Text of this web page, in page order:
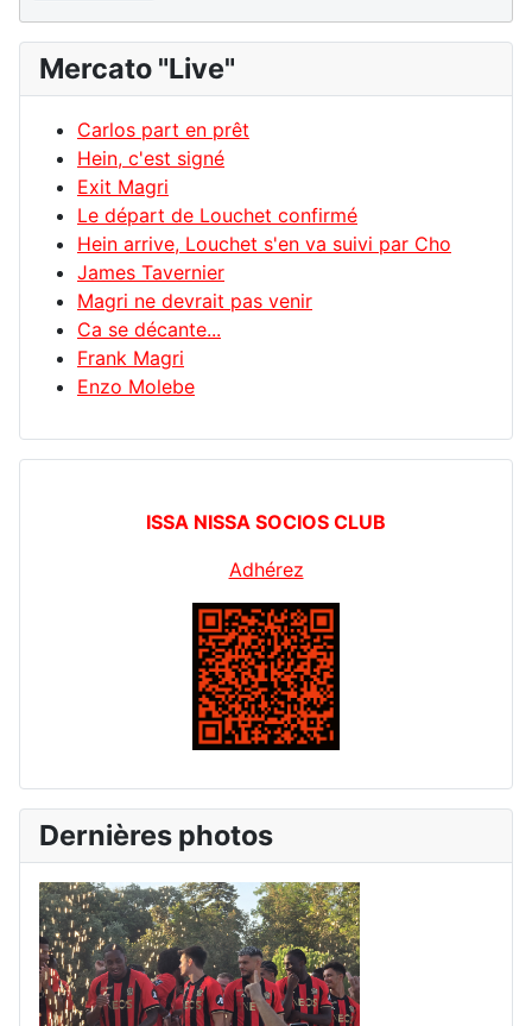
Mercato "Live"
Carlos part en prêt
Hein, c'est signé
Exit Magri
Le départ de Louchet confirmé
Hein arrive, Louchet s'en va suivi par Cho
James Tavernier
Magri ne devrait pas venir
Ca se décante...
Frank Magri
Enzo Molebe
ISSA NISSA SOCIOS CLUB
Adhérez
Dernières photos